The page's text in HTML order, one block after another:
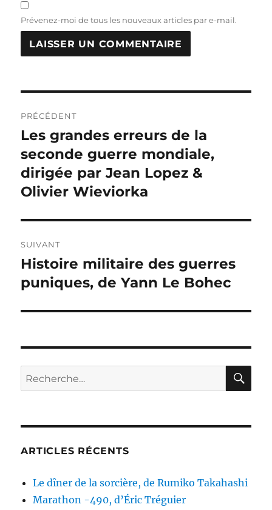
Prévenez-moi de tous les nouveaux articles par e-mail.
de
l’article
PRÉCÉDENT
Publication
précédente :
Les grandes erreurs de la
seconde guerre mondiale,
dirigée par Jean Lopez &
Olivier Wieviorka
SUIVANT
Publication
suivante :
Histoire militaire des guerres
puniques, de Yann Le Bohec
Recherche
pour :
ARTICLES RÉCENTS
Le dîner de la sorcière, de Rumiko Takahashi
Marathon -490, d’Éric Tréguier